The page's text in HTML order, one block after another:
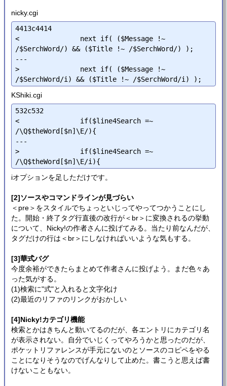
nicky.cgi
4413c4414
<               next if( ($Message !~
/$SerchWord/) && ($Title !~ /$SerchWord/) );
---
>               next if( ($Message !~
KShiki.cgi
532c532
<               if($line4Search =~
/\Q$theWord[$n]\E/){
---
>               if($line4Search =~
iオプションを足しただけです。
[2]ソースやコマンドラインが見づらい
＜pre＞をスタイルでちょっといじってやってつかうことにし
た。開始・終了タグ行直後の改行が＜br＞に変換されるの挙動
について、Nicky!の作者さんに投げてみる。当たり前なんだが、
タグだけの行は＜br＞にしなければいいような気もする。
[3]華式バグ
今度余裕ができたらまとめて作者さんに投げよう。まだ色々あ
った気がする。
(1)検索に"式"と入れると文字化け
(2)最近のリファのリンクがおかしい
[4]Nicky!カテゴリ機能
検索とかはきちんと動いてるのだが、各エントリにカテゴリ名
が表示されない。自分でいじくってやろうかと思ったのだが、
ポケットリファレンスが手元にないのとソースのコピペをやる
ことになりそうなのでげんなりして止めた。書こうと思えば書
けないこともない。